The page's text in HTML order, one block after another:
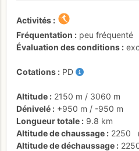
Activités
Fréquentation
peu fréquenté
Évaluation des conditions
Cotations PD
Altitude 2150 m / 3060 m
Dénivelé
+950 m / -950 m
Longueur totale
9.8 km
Altitude de chaussage
2250
Altitude de déchaussage